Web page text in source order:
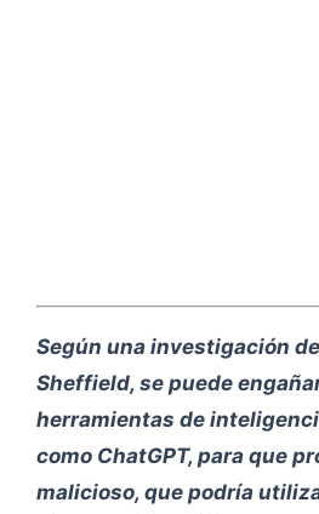
Según una investigación
Sheffield, se puede
herramientas de
como ChatGPT, para que
malicioso, que podría